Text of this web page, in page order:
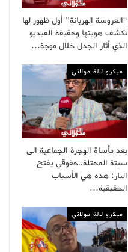
“العروسة الهربانة” أول ظهور لها
تكشف هويتها وحقيقة الفيديو
الذي أثار الجدل خلال موجة…
ميكرو لالة مولاتي
بعد مأساة الهجرة الجماعية الى
سبتة المحتلة..حقوقي يفتح
النار: هذه هي الأسباب
الحقيقية…
ميكرو لالة مولاتي